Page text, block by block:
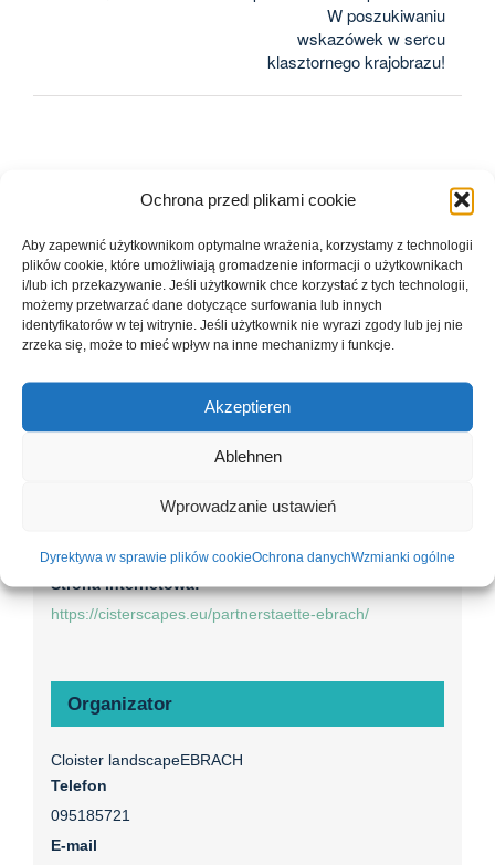
Ochrona przed plikami cookie
Aby zapewnić użytkownikom optymalne wrażenia, korzystamy z technologii
plików cookie, które umożliwiają gromadzenie informacji o użytkownikach
i/lub ich przekazywanie. Jeśli użytkownik chce korzystać z tych technologii,
możemy przetwarzać dane dotyczące surfowania lub innych
identyfikatorów w tej witrynie. Jeśli użytkownik nie wyrazi zgody lub jej nie
zrzeka się, może to mieć wpływ na inne mechanizmy i funkcje.
Akzeptieren
Ablehnen
Wprowadzanie ustawień
Dyrektywa w sprawie plików cookieOchrona danychWzmianki ogólne
W poszukiwaniu
wskazówek w sercu
klasztornego krajobrazu!
Szczegóły
Data:
15:00 - 16:30
cysterny,Ebrach ,partner,Wskazówki
Strona internetowa:
https://cisterscapes.eu/partnerstaette-ebrach/
Organizator
Cloister landscapeEBRACH
Telefon
095185721
E-mail